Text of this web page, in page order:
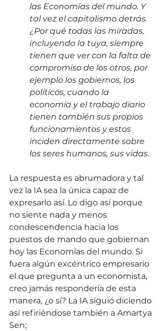
las Economías del mundo. Y
tal vez el capitalismo detrás.
¿Por qué todas las miradas,
incluyendo la tuya, siempre
tienen que ver con la falta de
compromiso de los otros, por
ejemplo los gobiernos, los
políticos, cuando la
economía y el trabajo diario
tienen también sus propios
funcionamientos y estos
inciden directamente sobre
los seres humanos, sus vidas.
La respuesta es abrumadora y tal
vez la IA sea la única capaz de
expresarlo así. Lo digo así porque
no siente nada y menos
condescendencia hacia los
puestos de mando que gobiernan
hoy las Economías del mundo. Si
fuera algún excéntrico empresario
el que pregunta a un economista,
creo jamás respondería de esta
manera, ¿o sí? La IA siguió diciendo
así refiriéndose también a Amartya
Sen;